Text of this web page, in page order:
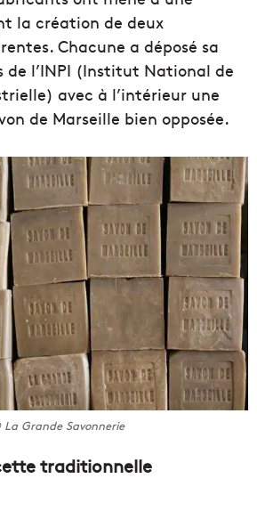
la création de deux
Chacune a déposé sa
de l’INPI (Institut National de
avec à l’intérieur une
de Marseille bien opposée.
La Grande Savonnerie
traditionnelle